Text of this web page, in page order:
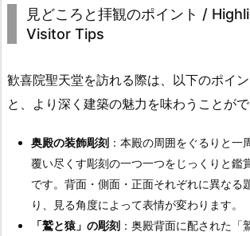
見どころと拝観のポイント /
Visitor Tips
歓喜院聖天堂を訪れる際は、以下のポイ
と、より深く建築の魅力を味わうことがで
奥殿の装飾彫刻 ：本殿の周囲をぐるりと一
覆い尽くす彫刻の一つ一つをじっくりと鑑
です。背面・側面・正面それぞれに異なる
り、見る角度によって表情が変わります。
「鷲と猿」の彫刻 ：奥殿背面に配された「